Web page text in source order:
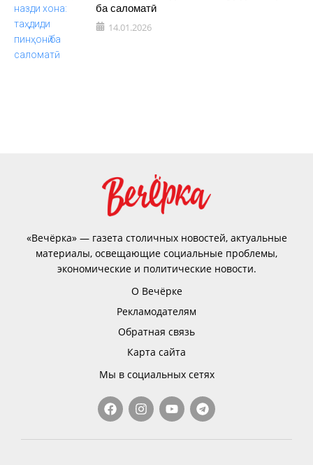
ба саломатӣ
14.01.2026
«Вечёрка» — газета столичных новостей, актуальные
материалы, освещающие социальные проблемы,
экономические и политические новости.
О Вечёрке
Рекламодателям
Обратная связь
Карта сайта
Мы в социальных сетях